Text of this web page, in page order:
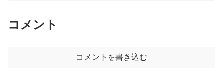
コメント
コメントを書き込む